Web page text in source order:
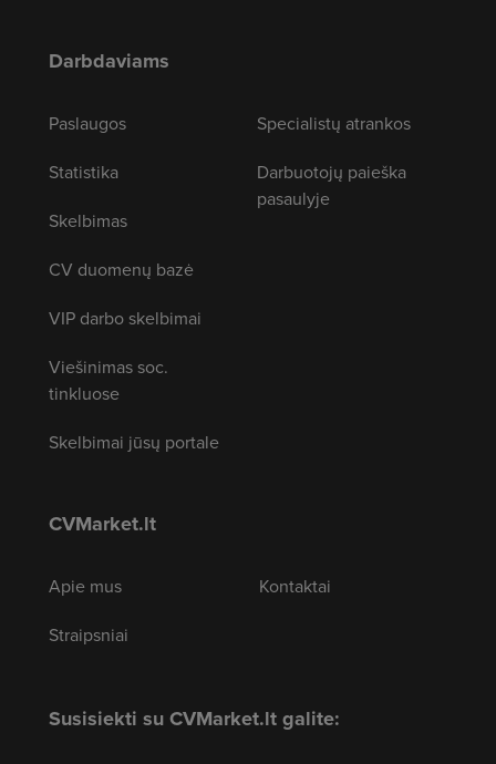
Darbdaviams
Paslaugos
Statistika
Skelbimas
CV duomenų bazė
VIP darbo skelbimai
Viešinimas soc.
tinkluose
Skelbimai jūsų portale
Specialistų atrankos
Darbuotojų paieška
pasaulyje
CVMarket.lt
Apie mus
Straipsniai
Kontaktai
Susisiekti su CVMarket.lt galite: